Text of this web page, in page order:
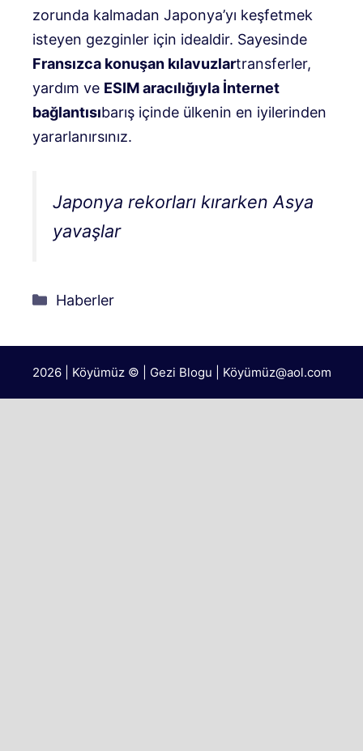
zorunda kalmadan Japonya’yı keşfetmek
isteyen gezginler için idealdir. Sayesinde
Fransızca konuşan kılavuzlartransferler,
yardım ve ESIM aracılığıyla İnternet
bağlantısıbarış içinde ülkenin en iyilerinden
yararlanırsınız.
Japonya rekorları kırarken Asya
yavaşlar
Kategoriler
Haberler
2026 | Köyümüz © | Gezi Blogu | Köyümüz@aol.com